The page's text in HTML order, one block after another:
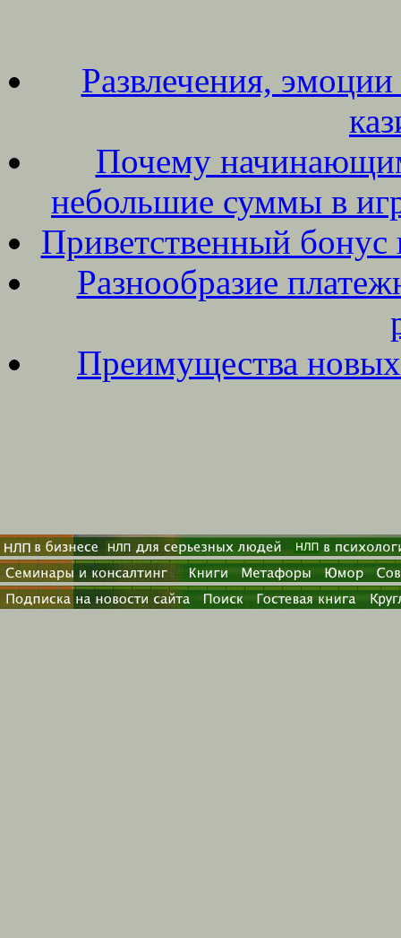
Развлечения,
Почему
небольшие суммы в
Приветственный бонус
Разнообразие
Преимущества